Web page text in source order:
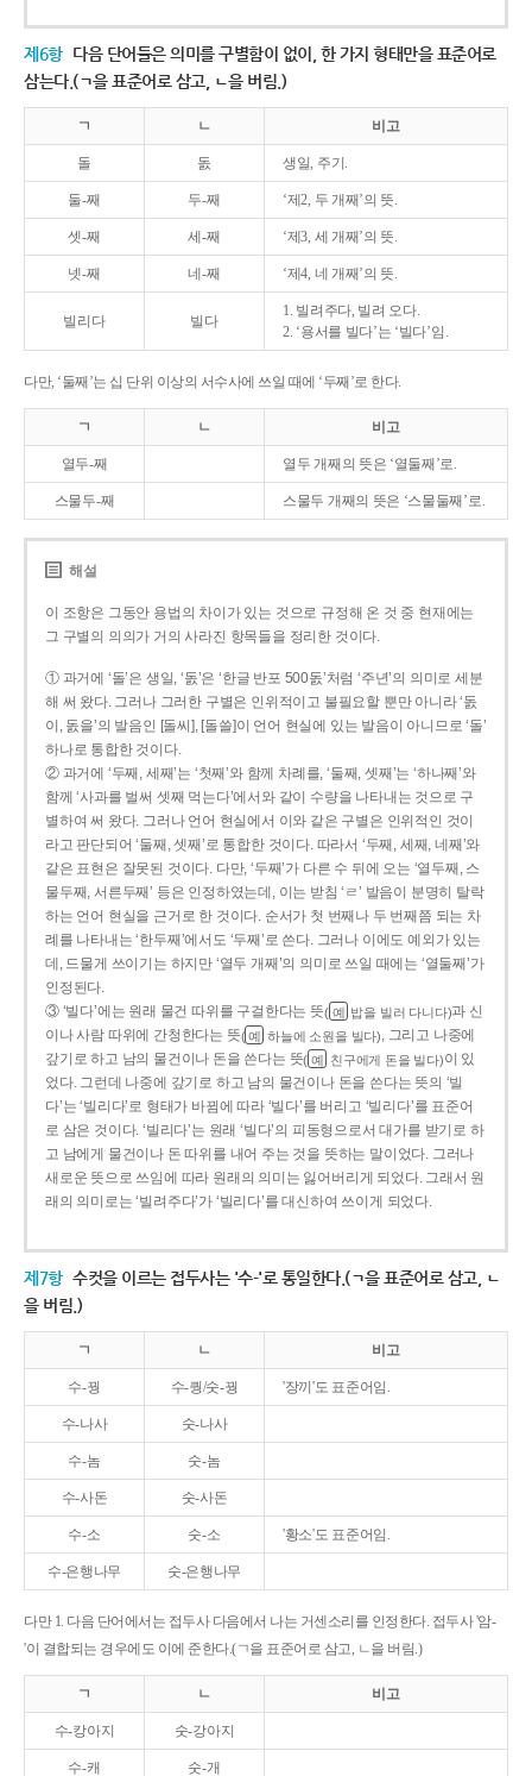
제6항 다음 단어들은 의미를 구별함이 없이, 한 가지 형태만을 표준어로
삼는다.(ㄱ을 표준어로 삼고, ㄴ을 버림.)
ㄱ ㄴ 비고
돌 돐 생일, 주기.
둘-째 두-째 ‘제2, 두 개째’의 뜻.
셋-째 세-째 ‘제3, 세 개째’의 뜻.
넷-째 네-째 ‘제4, 네 개째’의 뜻.
빌리다 빌다
1. 빌려주다, 빌려 오다.
2. ‘용서를 빌다’는 ‘빌다’임.
다만, ‘둘째’는 십 단위 이상의 서수사에 쓰일 때에 ‘두째’로 한다.
ㄱ ㄴ 비고
열두-째 열두 개째의 뜻은 ‘열둘째’로.
스물두-째 스물두 개째의 뜻은 ‘스물둘째’로.
해설
이 조항은 그동안 용법의 차이가 있는 것으로 규정해 온 것 중 현재에는
그 구별의 의의가 거의 사라진 항목들을 정리한 것이다.
① 과거에 ‘돌’은 생일, ‘돐’은 ‘한글 반포 500돐’처럼 ‘주년’의 의미로 세분
해 써 왔다. 그러나 그러한 구별은 인위적이고 불필요할 뿐만 아니라 ‘돐
이, 돐을’의 발음인 [돌씨], [돌쓸]이 언어 현실에 있는 발음이 아니므로 ‘돌’
하나로 통합한 것이다.
② 과거에 ‘두째, 세째’는 ‘첫째’와 함께 차례를, ‘둘째, 셋째’는 ‘하나째’와
함께 ‘사과를 벌써 셋째 먹는다’에서와 같이 수량을 나타내는 것으로 구
별하여 써 왔다. 그러나 언어 현실에서 이와 같은 구별은 인위적인 것이
라고 판단되어 ‘둘째, 셋째’로 통합한 것이다. 따라서 ‘두째, 세째, 네째’와
같은 표현은 잘못된 것이다. 다만, ‘두째’가 다른 수 뒤에 오는 ‘열두째, 스
물두째, 서른두째’ 등은 인정하였는데, 이는 받침 ‘ㄹ’ 발음이 분명히 탈락
하는 언어 현실을 근거로 한 것이다. 순서가 첫 번째나 두 번째쯤 되는 차
례를 나타내는 ‘한두째’에서도 ‘두째’로 쓴다. 그러나 이에도 예외가 있는
데, 드물게 쓰이기는 하지만 ‘열두 개째’의 의미로 쓰일 때에는 ‘열둘째’가
인정된다.
③ ‘빌다’에는 원래 물건 따위를 구걸한다는 뜻( 예 밥을 빌러 다니다)과 신
이나 사람 따위에 간청한다는 뜻( 예 하늘에 소원을 빌다), 그리고 나중에
갚기로 하고 남의 물건이나 돈을 쓴다는 뜻( 예 친구에게 돈을 빌다)이 있
었다. 그런데 나중에 갚기로 하고 남의 물건이나 돈을 쓴다는 뜻의 ‘빌
다’는 ‘빌리다’로 형태가 바뀜에 따라 ‘빌다’를 버리고 ‘빌리다’를 표준어
로 삼은 것이다. ‘빌리다’는 원래 ‘빌다’의 피동형으로서 대가를 받기로 하
고 남에게 물건이나 돈 따위를 내어 주는 것을 뜻하는 말이었다. 그러나
새로운 뜻으로 쓰임에 따라 원래의 의미는 잃어버리게 되었다. 그래서 원
래의 의미로는 ‘빌려주다’가 ‘빌리다’를 대신하여 쓰이게 되었다.
제7항 수컷을 이르는 접두사는 '수-'로 통일한다.(ㄱ을 표준어로 삼고, ㄴ
을 버림.)
ㄱ ㄴ 비고
수-꿩 수-퀑/숫-꿩 '장끼'도 표준어임.
수-나사 숫-나사
수-놈 숫-놈
수-사돈 숫-사돈
수-소 숫-소 '황소'도 표준어임.
수-은행나무 숫-은행나무
다만 1. 다음 단어에서는 접두사 다음에서 나는 거센소리를 인정한다. 접두사 '암-
'이 결합되는 경우에도 이에 준한다.(ㄱ을 표준어로 삼고, ㄴ을 버림.)
ㄱ ㄴ 비고
수-캉아지 숫-강아지
수-캐 숫-개